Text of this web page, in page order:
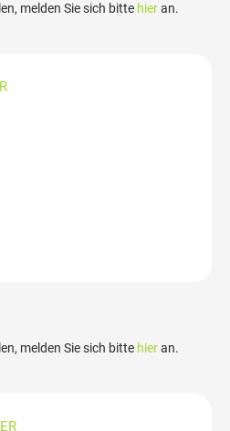
melden Sie sich bitte hieran.
melden Sie sich bitte hieran.